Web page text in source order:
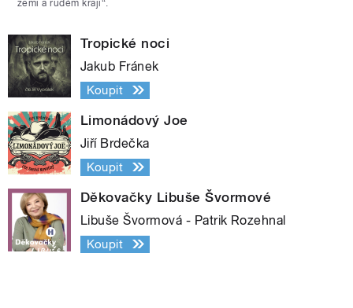
zemi a rudém kraji“.
Tropické noci
Jakub Fránek
Koupit
Limonádový Joe
Jiří Brdečka
Koupit
Děkovačky Libuše Švormové
Libuše Švormová - Patrik Rozehnal
Koupit